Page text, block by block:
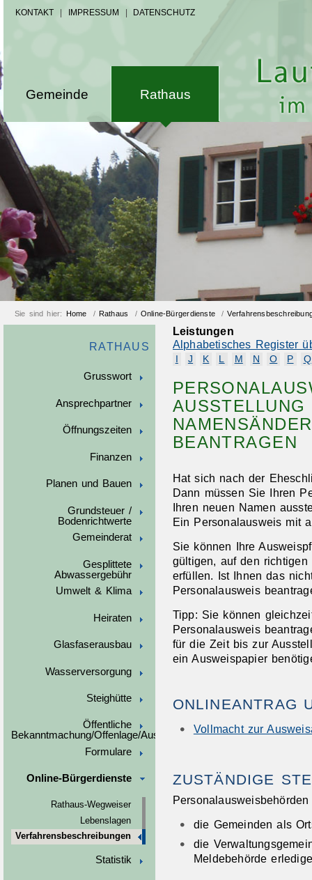
KONTAKT IMPRESSUM DATENSCHUTZ
Gemeinde Rathaus
Sie sind hier: Home / Rathaus / Online-Bürgerdienste /
RATHAUS
Grusswort
Ansprechpartner
Öffnungszeiten
Finanzen
Planen und Bauen
Grundsteuer /
Bodenrichtwerte
Gemeinderat
Gesplittete
Abwassergebühr
Umwelt & Klima
Heiraten
Glasfaserausbau
Wasserversorgung
Steighütte
Öffentliche
Bekanntmachung/Offenlage/Ausschreibungen
Formulare
Online-Bürgerdienste
Rathaus-Wegweiser
Lebenslagen
Verfahrensbeschreibungen
Statistik
Leistungen
Alphabetisches Register
J K L M N O P Q
AUSSTELLUNG
BEANTRAGEN
Hat sich nach der
Dann müssen Sie Ihren
Ihren neuen Namen
Ein Personalausweis mit
Sie können Ihre
gültigen, auf den
erfüllen. Ist Ihnen das
Personalausweis
Tipp: Sie können
Personalausweis
für die Zeit bis zur
ein Ausweispapier
ONLINEANTRAG
Vollmacht zur
ZUSTÄNDIGE
die Gemeinden als
die
Meldebehörde